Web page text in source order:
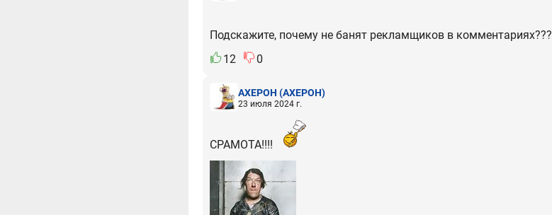
Подскажите, почему не банят рекламщиков в комментариях???
12
0
АХЕРОН (АХЕРОН)
23 июля 2024 г.
СРАМОТА!!!!